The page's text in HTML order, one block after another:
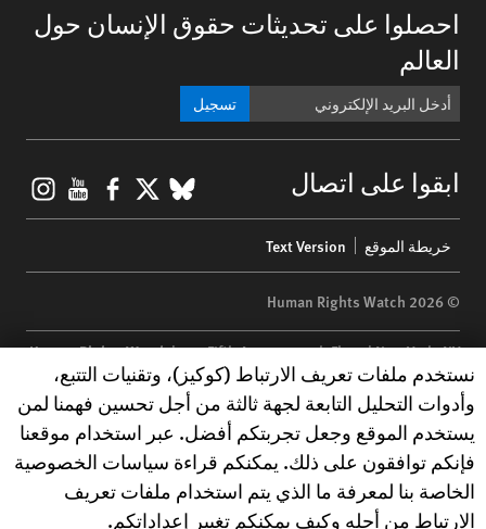
احصلوا على تحديثات حقوق الإنسان حول
العالم
تسجيل
ابقوا على اتصال BlueSky
X
menu
خريطة الموقع Text Version
© 2026 Human Rights Watch
Human Rights Watch| 350 Fifth Avenue, 34th Floor | New York,NY
10118-3299 USA|t 1.212.290.4700
Human Rights Watchis a 501(C)(3) nonprofit registered in the US
under EIN: 13-2875808
Human Rights Watch cookie preferences
نستخدم ملفات تعريف الارتباط (كوكيز)، وتقنيات التتبع،
وأدوات التحليل التابعة لجهة ثالثة من أجل تحسين فهمنا لمن
يستخدم الموقع وجعل تجربتكم أفضل. عبر استخدام موقعنا
فإنكم توافقون على ذلك. يمكنكم قراءة سياسات الخصوصية
الخاصة بنا لمعرفة ما الذي يتم استخدام ملفات تعريف
الارتباط من أجله وكيف يمكنكم تغيير إعداداتكم.